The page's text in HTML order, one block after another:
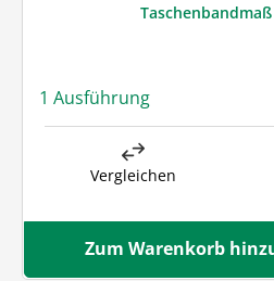
Taschenbandmaß
1 Ausführung
Vergleichen
Zum Warenkorb